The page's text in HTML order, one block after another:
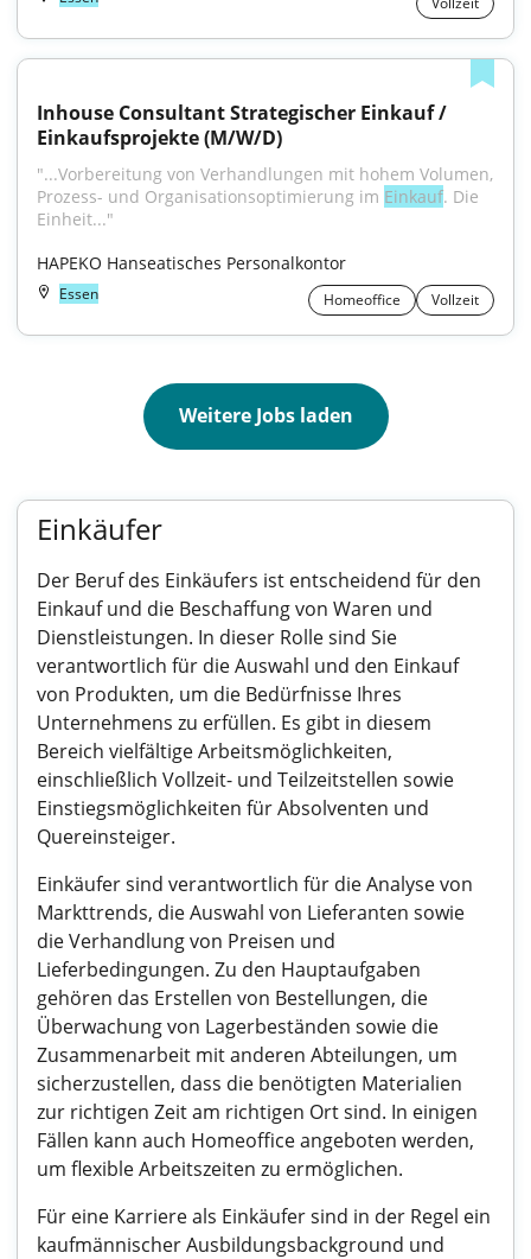
Inhouse Consultant Strategischer Einkauf /
Einkaufsprojekte (M/W/D)
"...Vorbereitung von Verhandlungen mit hohem Volumen,
Prozess- und Organisationsoptimierung im Einkauf. Die
Einheit..."
HAPEKO Hanseatisches Personalkontor
Essen Homeoffice Vollzeit
Weitere Jobs laden
Einkäufer
Der Beruf des Einkäufers ist entscheidend für den
Einkauf und die Beschaffung von Waren und
Dienstleistungen. In dieser Rolle sind Sie
verantwortlich für die Auswahl und den Einkauf
von Produkten, um die Bedürfnisse Ihres
Unternehmens zu erfüllen. Es gibt in diesem
Bereich vielfältige Arbeitsmöglichkeiten,
einschließlich Vollzeit- und Teilzeitstellen sowie
Einstiegsmöglichkeiten für Absolventen und
Quereinsteiger.
Einkäufer sind verantwortlich für die Analyse von
Markttrends, die Auswahl von Lieferanten sowie
die Verhandlung von Preisen und
Lieferbedingungen. Zu den Hauptaufgaben
gehören das Erstellen von Bestellungen, die
Überwachung von Lagerbeständen sowie die
Zusammenarbeit mit anderen Abteilungen, um
sicherzustellen, dass die benötigten Materialien
zur richtigen Zeit am richtigen Ort sind. In einigen
Fällen kann auch Homeoffice angeboten werden,
um flexible Arbeitszeiten zu ermöglichen.
Für eine Karriere als Einkäufer sind in der Regel ein
kaufmännischer Ausbildungsbackground und